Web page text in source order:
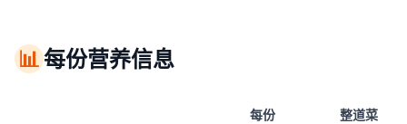
📊每份营养信息
每份 整道菜